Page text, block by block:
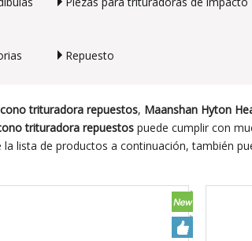
Repuesto
trituradora repuestos, Maanshan Hyton
trituradora repuestos puede cumplir con
la lista de productos a continuación, también